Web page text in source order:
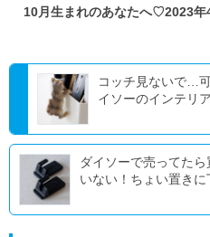
10月生まれのあなたへ♡2023年
コッチ見ないで…
イソーのインテリ
ダイソーで売ってた
いない！ちょい置きに